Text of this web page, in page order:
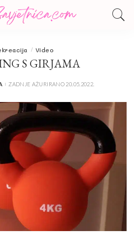
Video
S GIRJAMA
ZADNJE AŽURIRANO 20.05.2022.